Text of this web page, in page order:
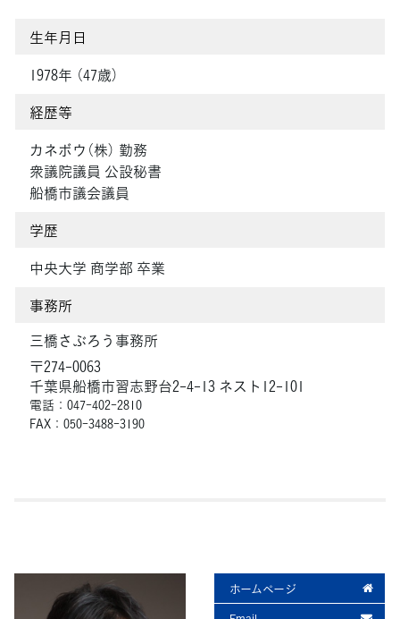
生年月日
1978年 （47歳）
経歴等
カネボウ（株） 勤務
衆議院議員 公設秘書
船橋市議会議員
学歴
中央大学 商学部 卒業
事務所
三橋さぶろう事務所
〒274-0063
千葉県船橋市習志野台2-4-13 ネスト12-101
電話：047-402-2810
FAX：050-3488-3190
ホームページ